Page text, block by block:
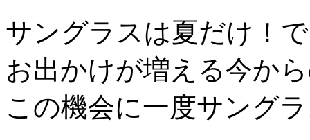
サングラスは夏だけ！
お出かけが増える今か
この機会に一度サング